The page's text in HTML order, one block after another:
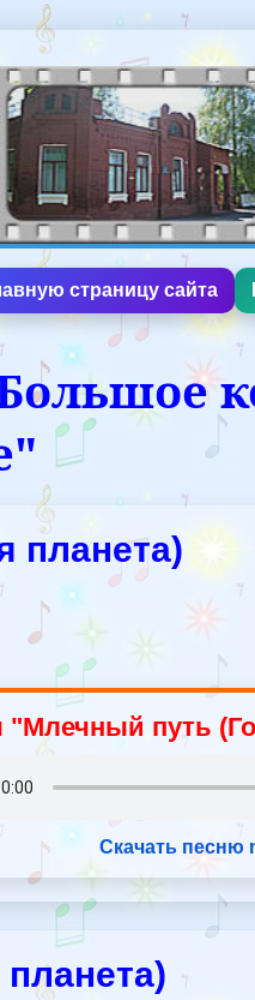
страницу сайта
планета)
"Млечный путь
Скачать песню